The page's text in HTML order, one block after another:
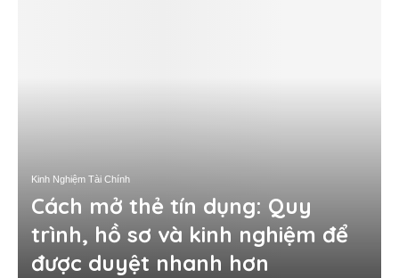
Kinh Nghiệm Tài Chính
Cách mở thẻ tín dụng: Quy
trình, hồ sơ và kinh nghiệm để
được duyệt nhanh hơn